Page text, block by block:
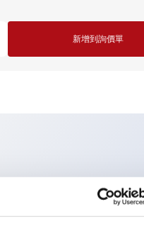
新增到詢價單
高安全性的彈子鎖結構